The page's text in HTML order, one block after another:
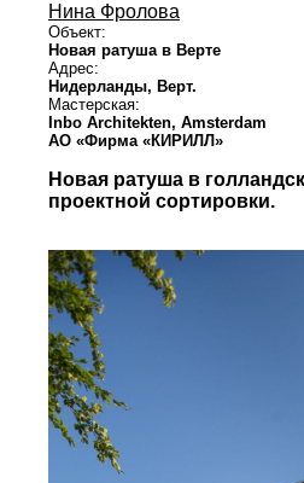
Нина Фролова
Объект:
Новая ратуша в Верте
Адрес:
Нидерланды, Верт.
Мастерская:
Inbo Architekten, Amsterdam
АО «Фирма «КИРИЛЛ»
Новая ратуша в
проектной сортировки.